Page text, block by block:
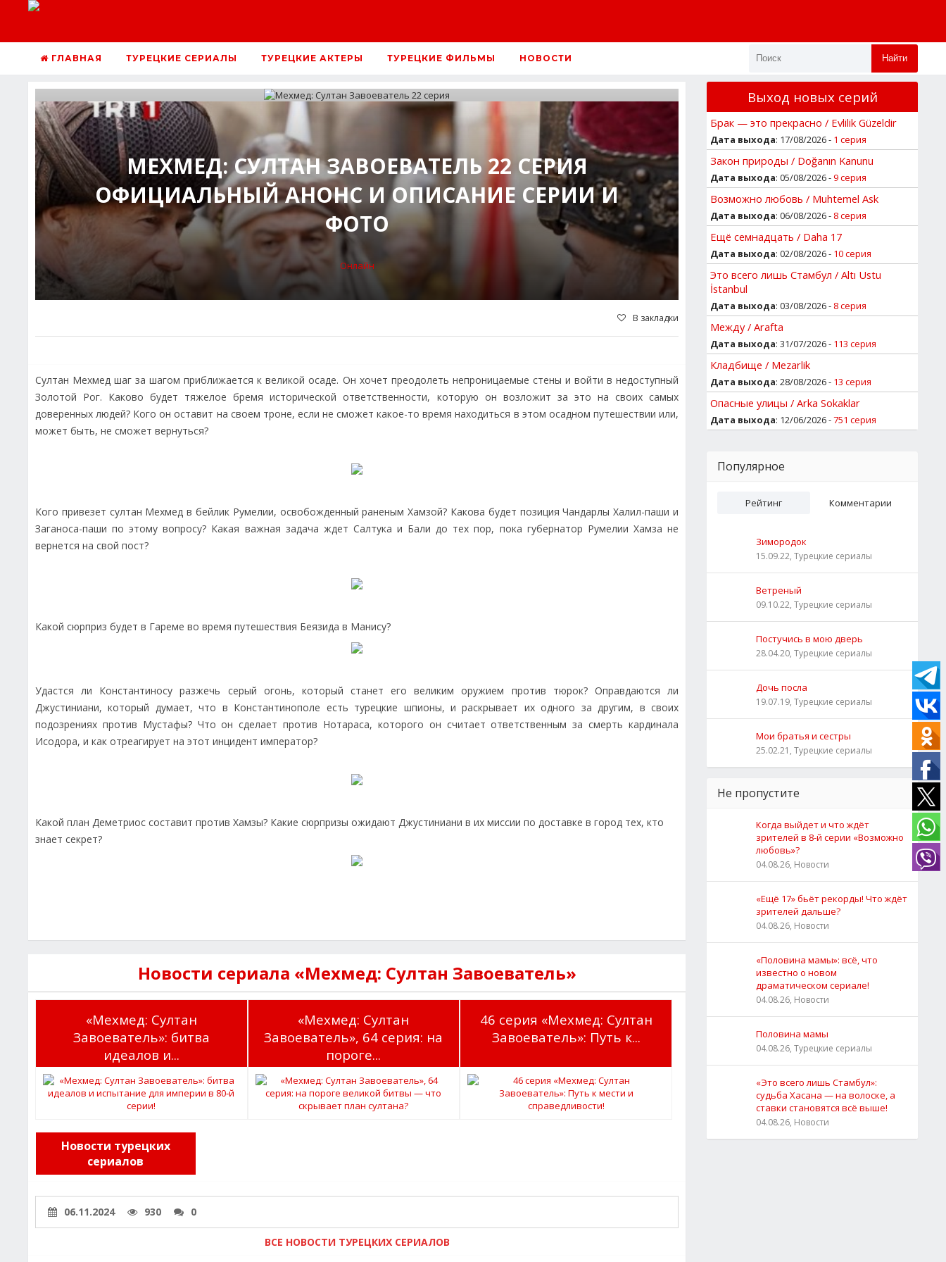
ГЛАВНАЯ ТУРЕЦКИЕ СЕРИАЛЫ ТУРЕЦКИЕ АКТЕРЫ ТУРЕЦКИЕ ФИЛЬМЫ НОВОСТИ Найти
МЕХМЕД: СУЛТАН ЗАВОЕВАТЕЛЬ 22 СЕРИЯ
ОФИЦИАЛЬНЫЙ АНОНС И ОПИСАНИЕ СЕРИИ И
ФОТО
Онлайн
В закладки
Султан Мехмед шаг за шагом приближается к великой осаде. Он хочет преодолеть непроницаемые стены и войти в недоступный
Золотой Рог. Каково будет тяжелое бремя исторической ответственности, которую он возложит за это на своих самых
доверенных людей? Кого он оставит на своем троне, если не сможет какое-то время находиться в этом осадном путешествии или,
может быть, не сможет вернуться?
Кого привезет султан Мехмед в бейлик Румелии, освобожденный раненым Хамзой? Какова будет позиция Чандарлы Халил-паши и
Заганоса-паши по этому вопросу? Какая важная задача ждет Салтука и Бали до тех пор, пока губернатор Румелии Хамза не
вернется на свой пост?
Какой сюрприз будет в Гареме во время путешествия Беязида в Манису?
Удастся ли Константиносу разжечь серый огонь, который станет его великим оружием против тюрок? Оправдаются ли
Джустиниани, который думает, что в Константинополе есть турецкие шпионы, и раскрывает их одного за другим, в своих
подозрениях против Мустафы? Что он сделает против Нотараса, которого он считает ответственным за смерть кардинала
Исодора, и как отреагирует на этот инцидент император?
Какой план Деметриос составит против Хамзы? Какие сюрпризы ожидают Джустиниани в их миссии по доставке в город тех, кто
знает секрет?
Новости сериала «Мехмед: Султан Завоеватель»
«Мехмед: Султан
Завоеватель»: битва
идеалов и...
«Мехмед: Султан
Завоеватель», 64 серия: на
пороге...
46 серия «Мехмед: Султан
Завоеватель»: Путь к...
Новости турецких
сериалов
06.11.2024 930 0
ВСЕ НОВОСТИ ТУРЕЦКИХ СЕРИАЛОВ
Выход новых серий
Брак — это прекрасно / Evlilik Güzeldir
Дата выхода: 17/08/2026 - 1 серия
Закон природы / Doğanın Kanunu
Дата выхода: 05/08/2026 -9 серия
Возможно любовь / Muhtemel Ask
Дата выхода: 06/08/2026 - 8 серия
Ещё семнадцать / Daha 17
Дата выхода: 02/08/2026 - 10 серия
Это всего лишь Стамбул / Altı Ustu
İstanbul
Дата выхода: 03/08/2026 - 8 серия
Между / Arafta
Дата выхода: 31/07/2026 - 113 серия
Кладбище / Mezarlik
Дата выхода: 28/08/2026 - 13 серия
Опасные улицы / Arka Sokaklar
Дата выхода: 12/06/2026 -751 серия
Популярное
Рейтинг Комментарии
Зимородок
15.09.22, Турецкие сериалы
Ветреный
09.10.22, Турецкие сериалы
Постучись в мою дверь
28.04.20, Турецкие сериалы
Дочь посла
19.07.19, Турецкие сериалы
Мои братья и сестры
25.02.21, Турецкие сериалы
Не пропустите
Когда выйдет и что ждёт
зрителей в 8-й серии «Возможно
любовь»?
04.08.26, Новости
«Ещё 17» бьёт рекорды! Что ждёт
зрителей дальше?
04.08.26, Новости
«Половина мамы»: всё, что
известно о новом
драматическом сериале!
04.08.26, Новости
Половина мамы
04.08.26, Турецкие сериалы
«Это всего лишь Стамбул»:
судьба Хасана — на волоске, а
ставки становятся всё выше!
04.08.26, Новости